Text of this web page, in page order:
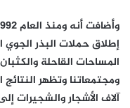
إطلاق حملات البذر
المساحات القاحلة
ومجتمعاتنا وتظهر
آلاف الأشجار والشجيرات